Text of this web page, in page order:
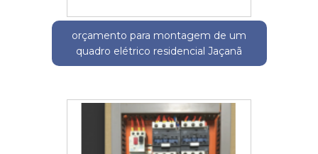
orçamento para montagem de um
quadro elétrico residencial Jaçanã